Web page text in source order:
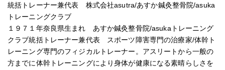
統括トレーナー兼代表 株式会社asutra/あすか鍼灸整骨院/asuka
トレーニングクラブ
１９７１年奈良県生まれ あすか鍼灸整骨院/asukaトレーニング
クラブ統括トレーナー兼代表 スポーツ障害専門の治療家/体幹ト
レーニング専門のフィジカルトレーナー。アスリートから一般の
方までに体幹トレーニングにより身体が健康になる素晴らしさを